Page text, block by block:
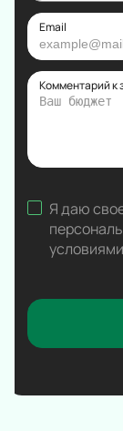
Вокал
Ледовое шоу
Народная песня
Дискотека
Comedy Club
Email
Комментарий к
Я даю
условиями